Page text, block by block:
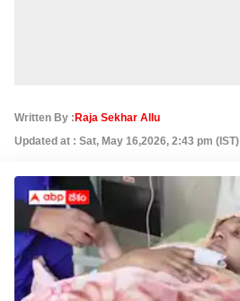
Written By : Raja Sekhar Allu
Updated at : Sat, May 16,2026, 2:43 pm (IST)